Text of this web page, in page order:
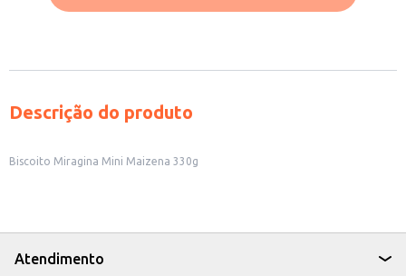
Descrição do produto
Biscoito Miragina Mini Maizena 330g
Atendimento